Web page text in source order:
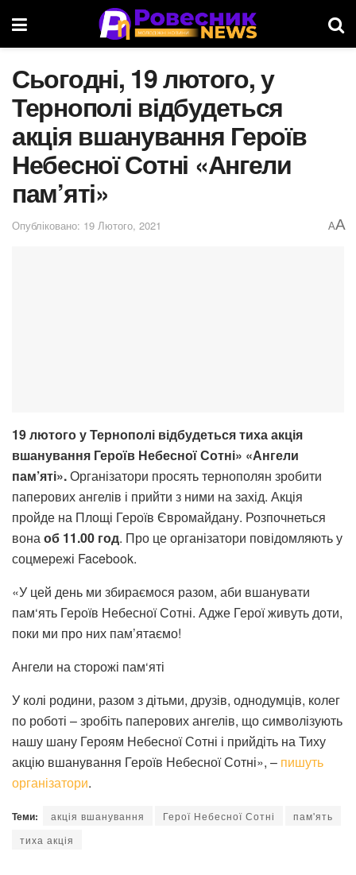
Сьогодні, 19 лютого, у
Тернополі відбудеться
акція вшанування Героїв
Небесної Сотні «Ангели
пам’яті»
Опубліковано: 19 Лютого, 2021 AA
19 лютого у Тернополі відбудеться тиха акція
вшанування Героїв Небесної Сотні» «Ангели
пам’яті».Організатори просять тернополян зробити
паперових ангелів і прийти з ними на захід. Акція
пройде на Площі Героїв Євромайдану. Розпочнеться
вонаоб 11.00 год. Про це організатори повідомляють у
соцмережі Facebook.
«У цей день ми збираємося разом, аби вшанувати
пам‘ять Героїв Небесної Сотні. Адже Герої живуть доти,
поки ми про них пам’ятаємо!
Ангели на сторожі пам‘яті
У колі родини, разом з дітьми, друзів, однодумців, колег
по роботі – зробіть паперових ангелів, що символізують
нашу шану Героям Небесної Сотні і прийдіть на Тиху
акцію вшанування Героїв Небесної Сотні», – пишуть
організатори.
Теми: акція вшанування Герої Небесної Сотні
пам'ять
тиха акція